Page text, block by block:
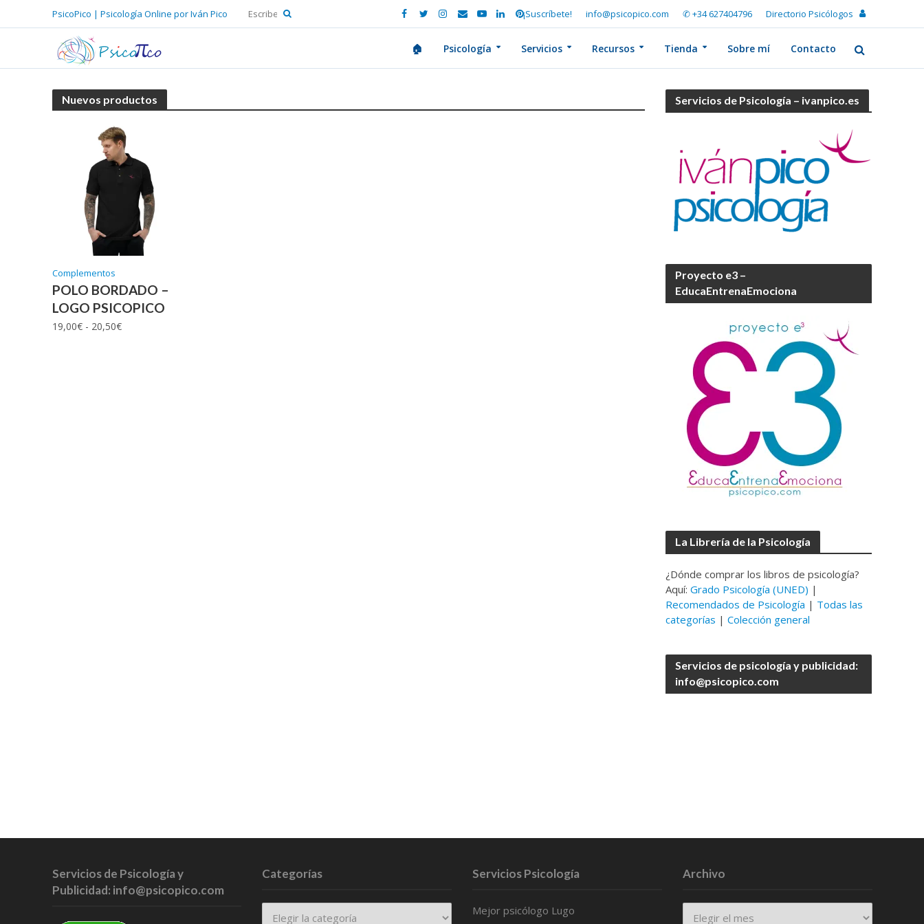
PsicoPico | Psicología Online por Iván Pico ¡Suscríbete! info@psicopico.com ✆ +34 627404796 Directorio Psicólogos
🏠 Psicología Servicios Recursos Tienda Sobre mí Contacto
Nuevos productos
Complementos
POLO BORDADO –
LOGO PSICOPICO
19,00€ - 20,50€Rango
Servicios de Psicología – ivanpico.es
Proyecto e3 –
EducaEntrenaEmociona
La Librería de la Psicología
¿Dónde comprar los libros de psicología?
Aquí:Grado Psicología (UNED) |
Recomendados de Psicología | Todas las
categorías |Colección general
Servicios de psicología y publicidad:
info@psicopico.com
Servicios de Psicología y
Publicidad: info@psicopico.com
Categorías Servicios Psicología
Mejor psicólogo Lugo
Archivo